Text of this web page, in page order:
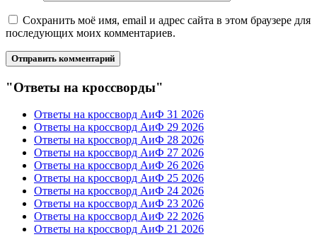
Сохранить моё имя, email и адрес сайта в этом браузере для
последующих моих комментариев.
"Ответы на кроссворды"
Ответы на кроссворд АиФ 31 2026
Ответы на кроссворд АиФ 29 2026
Ответы на кроссворд АиФ 28 2026
Ответы на кроссворд АиФ 27 2026
Ответы на кроссворд АиФ 26 2026
Ответы на кроссворд АиФ 25 2026
Ответы на кроссворд АиФ 24 2026
Ответы на кроссворд АиФ 23 2026
Ответы на кроссворд АиФ 22 2026
Ответы на кроссворд АиФ 21 2026